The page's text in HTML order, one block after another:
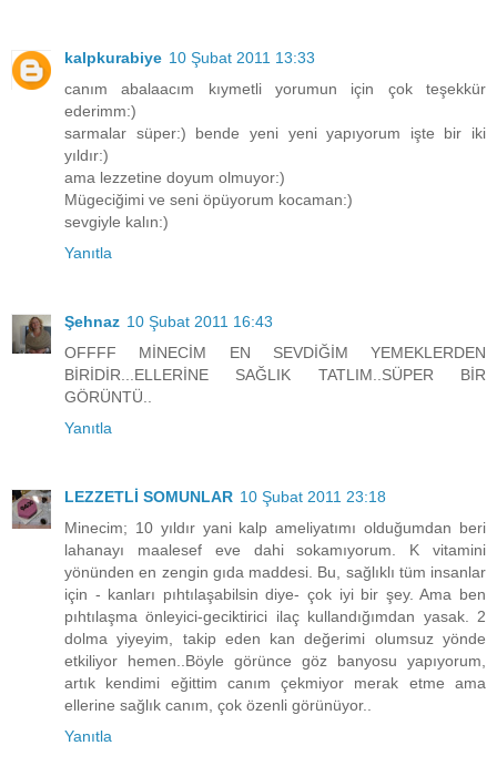
kalpkurabiye 10 Şubat 2011 13:33
canım abalaacım kıymetli yorumun için çok teşekkür
ederimm:)
sarmalar süper:) bende yeni yeni yapıyorum işte bir iki
yıldır:)
ama lezzetine doyum olmuyor:)
Mügeciğimi ve seni öpüyorum kocaman:)
sevgiyle kalın:)
Yanıtla
Şehnaz 10 Şubat 2011 16:43
OFFFF MİNECİM EN SEVDİĞİM YEMEKLERDEN
BİRİDİR...ELLERİNE SAĞLIK TATLIM..SÜPER BİR
GÖRÜNTÜ..
Yanıtla
LEZZETLİ SOMUNLAR 10 Şubat 2011 23:18
Minecim; 10 yıldır yani kalp ameliyatımı olduğumdan beri
lahanayı maalesef eve dahi sokamıyorum. K vitamini
yönünden en zengin gıda maddesi. Bu, sağlıklı tüm insanlar
için - kanları pıhtılaşabilsin diye- çok iyi bir şey. Ama ben
pıhtılaşma önleyici-geciktirici ilaç kullandığımdan yasak. 2
dolma yiyeyim, takip eden kan değerimi olumsuz yönde
etkiliyor hemen..Böyle görünce göz banyosu yapıyorum,
artık kendimi eğittim canım çekmiyor merak etme ama
ellerine sağlık canım, çok özenli görünüyor..
Yanıtla